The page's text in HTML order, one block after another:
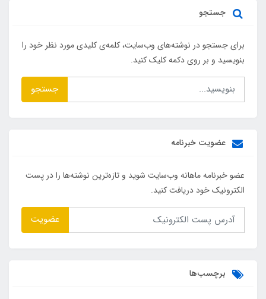
جستجو
برای جستجو در نوشته‌های وب‌سایت، کلمه‌ی کلیدی مورد نظر خود را
بنویسید و بر روی دکمه کلیک کنید.
جستجو
عضویت خبرنامه
عضو خبرنامه ماهانه وب‌سایت شوید و تازه‌ترین نوشته‌ها را در پست
الکترونیک خود دریافت کنید.
عضویت
برچسب‌ها